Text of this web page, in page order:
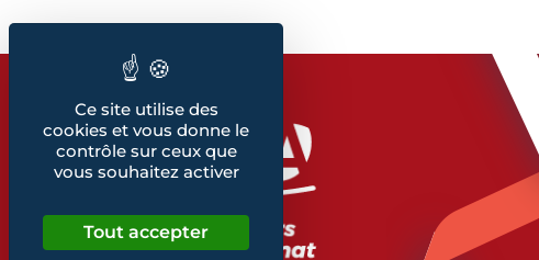
Ce site utilise des
cookies et vous donne le
contrôle sur ceux que
vous souhaitez activer
Tout accepter